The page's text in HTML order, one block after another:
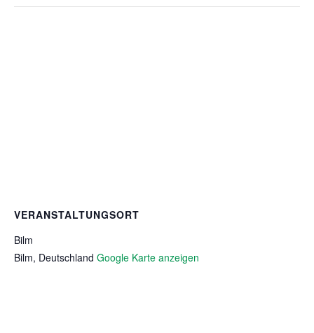
VERANSTALTUNGSORT
Bilm
Bilm, Deutschland Google Karte anzeigen